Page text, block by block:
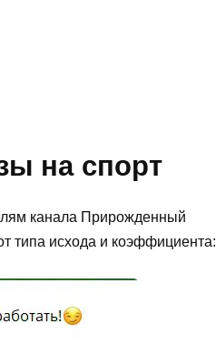
на спорт
канала Прирожденный
типа исхода и коэффициента: